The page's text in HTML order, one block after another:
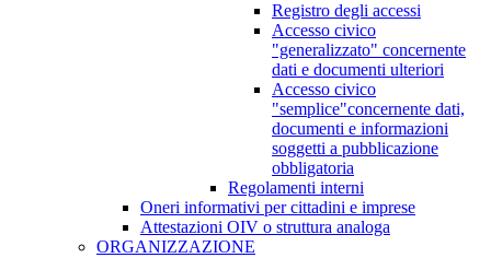
Registro degli accessi
Accesso civico
"generalizzato" concernente
dati e documenti ulteriori
Accesso civico
"semplice"concernente dati,
documenti e informazioni
soggetti a pubblicazione
obbligatoria
Regolamenti interni
Oneri informativi per cittadini e imprese
Attestazioni OIV o struttura analoga
ORGANIZZAZIONE